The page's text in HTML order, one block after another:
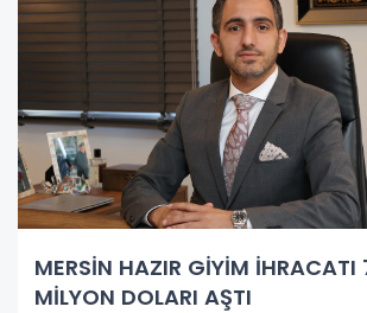
MERSİN HAZIR GİYİM İHRACATI
MİLYON DOLARI AŞTI